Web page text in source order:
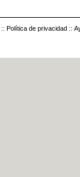
:: Política de privacidad ::